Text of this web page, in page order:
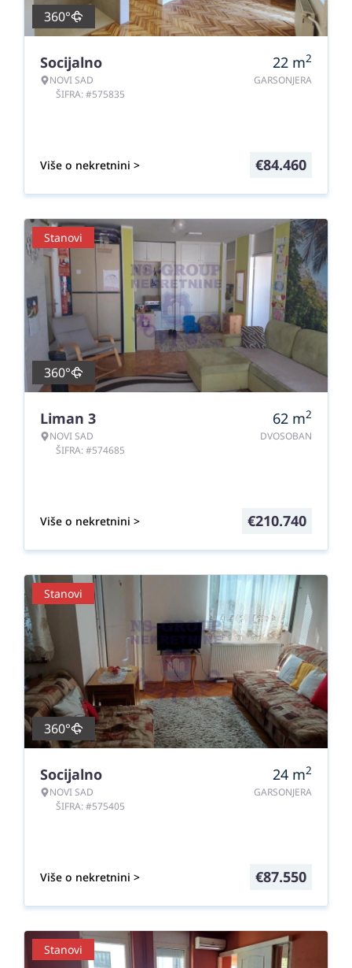
360°
Socijalno
NOVI SAD
ŠIFRA: #575835
22 m2
GARSONJERA
Više o nekretnini > €84.460
Stanovi
360°
Liman 3
NOVI SAD
ŠIFRA: #574685
62 m2
DVOSOBAN
Više o nekretnini > €210.740
Stanovi
360°
Socijalno
NOVI SAD
ŠIFRA: #575405
24 m2
GARSONJERA
Više o nekretnini > €87.550
Stanovi